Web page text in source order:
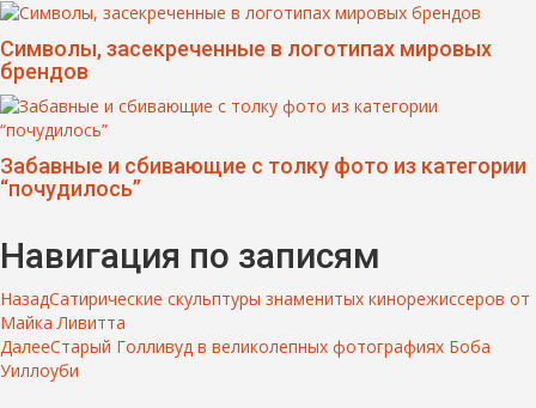
Символы, засекреченные в логотипах мировых
брендов
Забавные и сбивающие с толку фото из категории
“почудилось”
Навигация по записям
НазадСатирические скульптуры знаменитых кинорежиссеров от
Майка Ливитта
ДалееСтарый Голливуд в великолепных фотографиях Боба
Уиллоуби